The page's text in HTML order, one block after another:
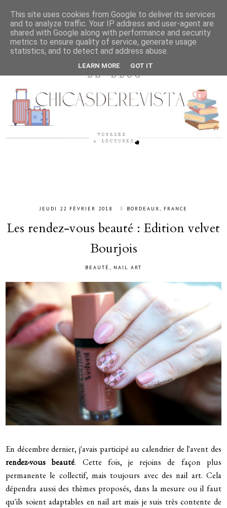
JEUDI 22 FÉVRIER 2018 BORDEAUX, FRANCE
Les rendez-vous beauté : Edition velvet
Bourjois
BEAUTÉ , NAIL ART
En décembre dernier, j'avais participé au calendrier de l'avent des
rendez-vous beauté. Cette fois, je rejoins de façon plus
permanente le collectif, mais toujours avec des nail art. Cela
dépendra aussi des thèmes proposés, dans la mesure ou il faut
qu'ils soient adaptables en nail art mais je suis très contente de
This site uses cookies from Google to deliver its services
and to analyze traffic. Your IP address and user-agent are
shared with Google along with performance and security
metrics to ensure quality of service, generate usage
statistics, and to detect and address abuse.
LEARN MORE GOT IT